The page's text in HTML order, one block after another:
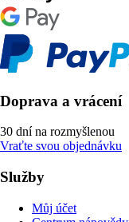
Doprava a vrácení
30 dní na rozmyšlenou
Vraťte svou objednávku
Služby
Můj účet